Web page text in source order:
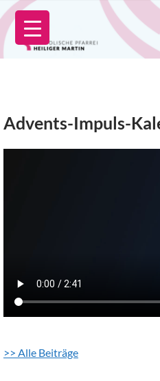
Zum
Inhalt
springen
Advents-Impuls-
>> Alle Beiträge